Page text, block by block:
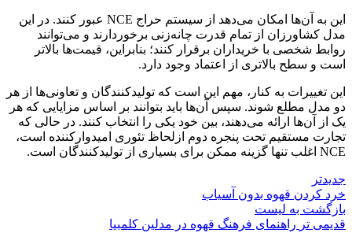
این به آن‌ها امکان می‌دهد از سیستم حراج NCE عبور کنند. در این
مدل کشاورزان از تمام قدرت چانه‌زنی برخوردارند و می‌توانند
روابط شخصی با خریداران برقرار کنند؛ بنابراین، قیمت‌ها بالاتر
است و سطح بالاتری از اعتماد وجود دارد.
این تغییرات به کنار، مهم این است که تولیدکنندگان و تعاونی‌ها از هر
دو مدل مطلع شوند. سپس آن‌ها باید بتوانند بر اساس مزایایی که هر
یک از آن‌ها ارائه می‌دهند، بین خود یکی را انتخاب کنند. در حالی که
تجارت مستقیم تحت پنجره دوم ازلحاظ تئوری امیدوارکننده است،
NCE اغلب تنها گزینه ممکن برای بسیاری از تولیدکنندگان است.
جدیدتر
خرد کردن قهوه بدون آسیاب
بازگشت به لیست
قدیمی تر راهنمای فرهنگ قهوه در مدلین کلمبیا